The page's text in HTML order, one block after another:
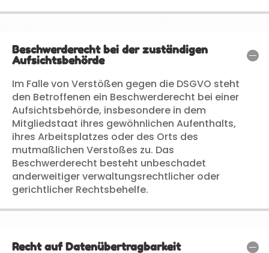
Beschwerderecht bei der zuständigen
Aufsichtsbehörde
Im Falle von Verstößen gegen die DSGVO steht
den Betroffenen ein Beschwerderecht bei einer
Aufsichtsbehörde, insbesondere in dem
Mitgliedstaat ihres gewöhnlichen Aufenthalts,
ihres Arbeitsplatzes oder des Orts des
mutmaßlichen Verstoßes zu. Das
Beschwerderecht besteht unbeschadet
anderweitiger verwaltungsrechtlicher oder
gerichtlicher Rechtsbehelfe.
Recht auf Datenübertragbarkeit